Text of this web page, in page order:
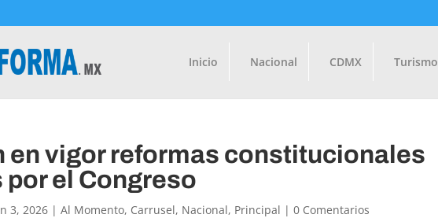
Inicio Nacional CDMX Turismo
en vigor reformas constitucionales
el Congreso
3, 2026 |Al Momento, Carrusel, Nacional, Principal |0 Comentarios